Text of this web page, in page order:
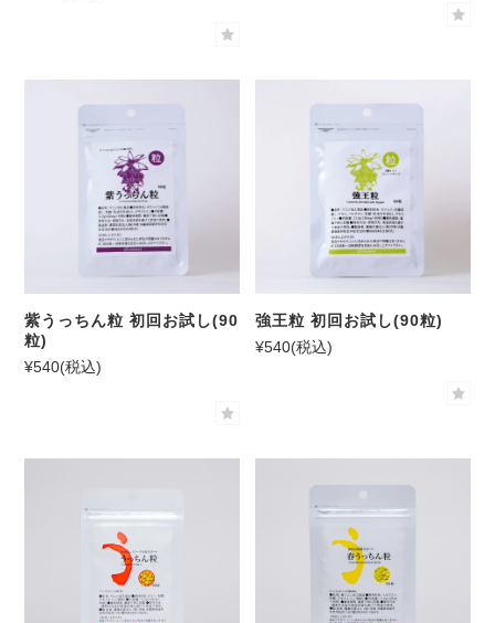
紫うっちん粒 初回お試し(90
粒)
¥540(税込)
強王粒 初回お試し(90粒)
¥540(税込)